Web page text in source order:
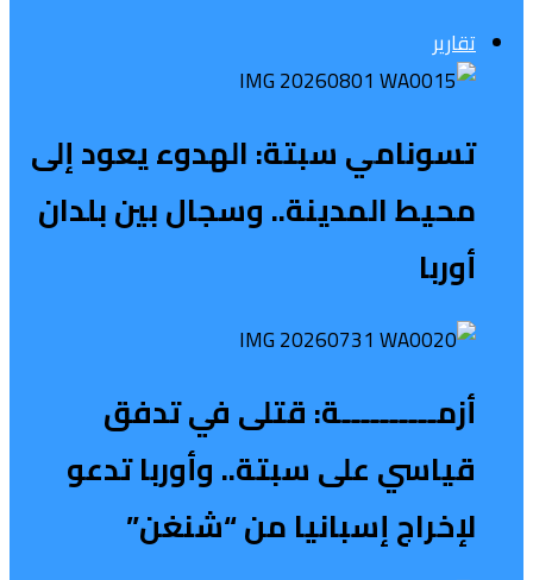
تقارير
تسونامي سبتة: الهدوء يعود إلى
محيط المدينة.. وسجال بين بلدان
أوربا
أزمــــــــــة: قتلى في تدفق
قياسي على سبتة.. وأوربا تدعو
لإخراج إسبانيا من “شنغن”